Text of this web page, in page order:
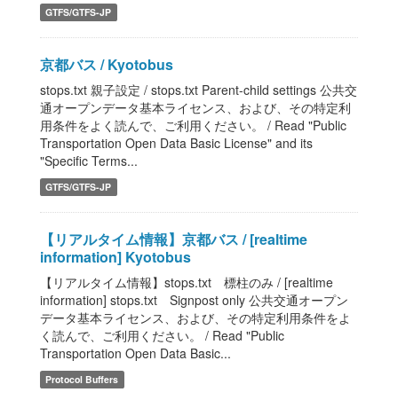
GTFS/GTFS-JP
京都バス / Kyotobus
stops.txt 親子設定 / stops.txt Parent-child settings 公共交
通オープンデータ基本ライセンス、および、その特定利
用条件をよく読んで、ご利用ください。 / Read "Public
Transportation Open Data Basic License" and its
"Specific Terms...
GTFS/GTFS-JP
【リアルタイム情報】京都バス / [realtime
information] Kyotobus
【リアルタイム情報】stops.txt 標柱のみ / [realtime
information] stops.txt Signpost only 公共交通オープン
データ基本ライセンス、および、その特定利用条件をよ
く読んで、ご利用ください。 / Read "Public
Transportation Open Data Basic...
Protocol Buffers